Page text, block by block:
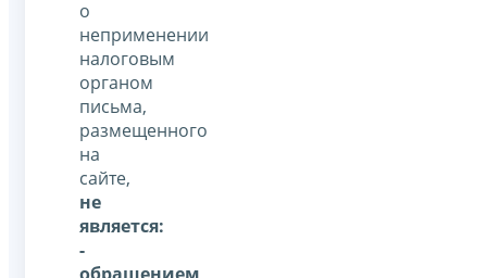
о
неприменении
налоговым
органом
письма,
размещенного
на
сайте,
не
является:
-
обращением